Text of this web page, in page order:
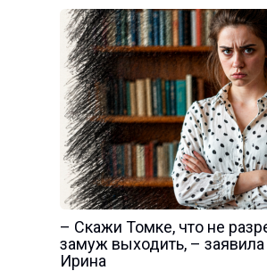
– Скажи Томке, что не
замуж выходить, – заявила
Ирина